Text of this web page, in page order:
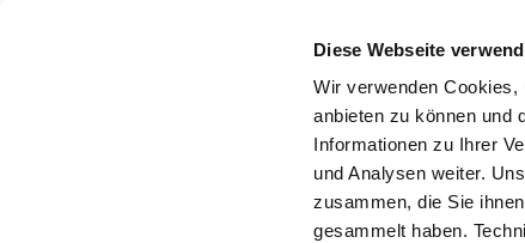
Diese Webseite
Wir verwenden Cookies,
anbieten zu können und
Informationen zu Ihrer
und Analysen weiter.
zusammen, die Sie
gesammelt haben.
Bürgerservice Rats- /